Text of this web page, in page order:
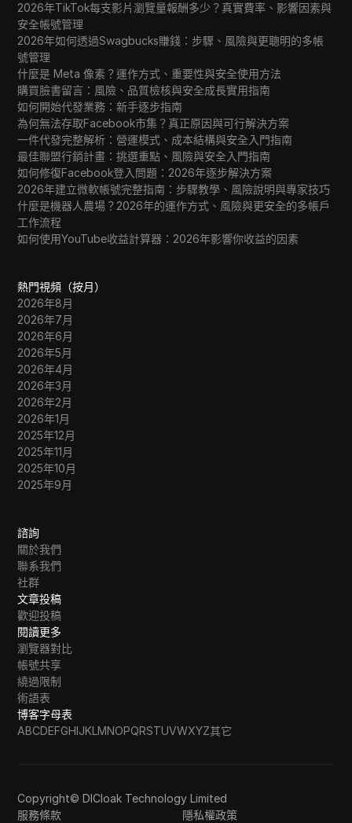
2026年TikTok每支影片瀏覽量報酬多少？真實費率、影響因素與
安全帳號管理
2026年如何透過Swagbucks賺錢：步驟、風險與更聰明的多帳
號管理
什麼是 Meta 像素？運作方式、重要性與安全使用方法
購買臉書留言：風險、品質檢核與安全成長實用指南
如何開始代發業務：新手逐步指南
為何無法存取Facebook市集？真正原因與可行解決方案
一件代發完整解析：營運模式、成本結構與安全入門指南
最佳聯盟行銷計畫：挑選重點、風險與安全入門指南
如何修復Facebook登入問題：2026年逐步解決方案
2026年建立微軟帳號完整指南：步驟教學、風險說明與專家技巧
什麼是機器人農場？2026年的運作方式、風險與更安全的多帳戶
工作流程
如何使用YouTube收益計算器：2026年影響你收益的因素
熱門視頻（按月）
2026年8月
2026年7月
2026年6月
2026年5月
2026年4月
2026年3月
2026年2月
2026年1月
2025年12月
2025年11月
2025年10月
2025年9月
諮詢
關於我們
聯系我們
社群
文章投稿
歡迎投稿
閱讀更多
瀏覽器對比
帳號共享
繞過限制
術語表
博客字母表
ABCDEFGHIJKLMNOPQRSTUVWXYZ其它
Copyright© DICloak Technology Limited
服務條款
隱私權政策